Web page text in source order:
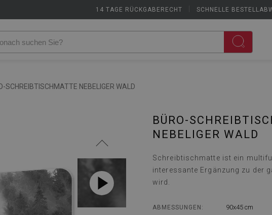
14 TAGE RÜCKGABERECHT SCHNELLE
SCHREIBTISCHMATTE NEBELIGER WALD
BÜRO-
NEBELIGER WALD
Schreibtischmatte ist ein
interessante Ergänzung zu der
wird.
ABMESSUNGEN: 90x45 cm